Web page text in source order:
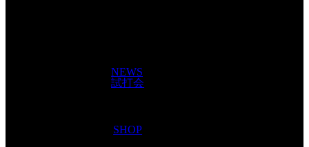
NEWS
試打会
SHOP